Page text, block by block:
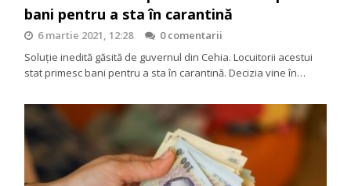
bani pentru a sta în carantină
6 martie 2021, 12:28
0 comentarii
Soluție inedită găsită de guvernul din Cehia. Locuitorii acestui
stat primesc bani pentru a sta în carantină. Decizia vine în…